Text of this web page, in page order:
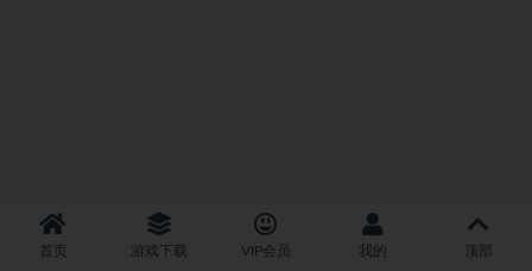
首页 游戏下载 VIP会员 我的 顶部